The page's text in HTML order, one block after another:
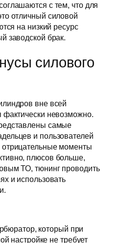
с тем, что для
отличный силовой
на низкий ресурс
заводской брак.
силового
вне всей
фактически невозможно.
самые
и пользователей
моменты
плюсов больше,
ТО, тюнинг проводить
и использовать
который при
настройке не требует